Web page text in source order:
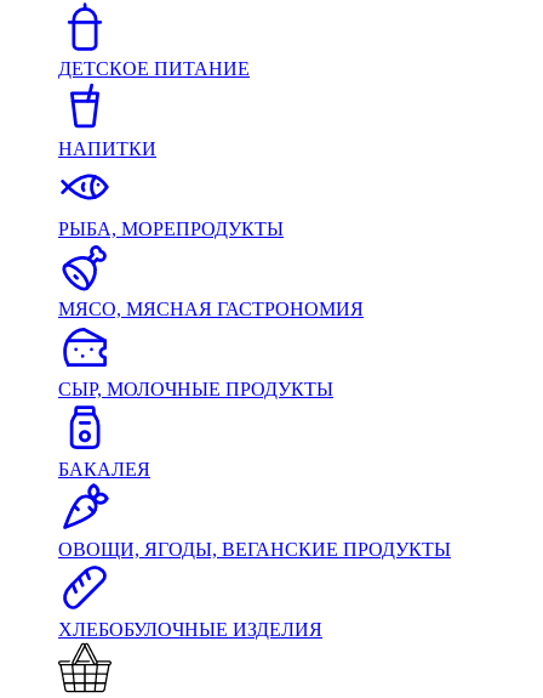
ДЕТСКОЕ ПИТАНИЕ
НАПИТКИ
РЫБА, МОРЕПРОДУКТЫ
МЯСО, МЯСНАЯ ГАСТРОНОМИЯ
СЫР, МОЛОЧНЫЕ ПРОДУКТЫ
БАКАЛЕЯ
ОВОЩИ, ЯГОДЫ, ВЕГАНСКИЕ ПРОДУКТЫ
ХЛЕБОБУЛОЧНЫЕ ИЗДЕЛИЯ